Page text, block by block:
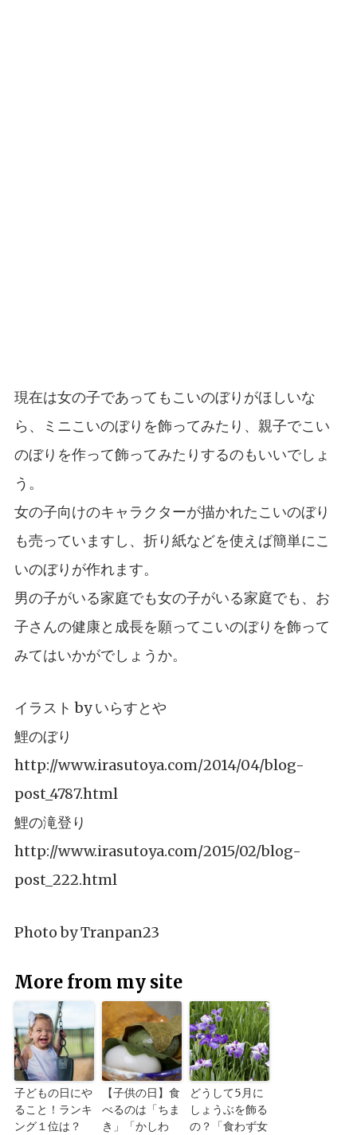
現在は女の子であってもこいのぼりがほしいな
ら、ミニこいのぼりを飾ってみたり、親子でこい
のぼりを作って飾ってみたりするのもいいでしょ
う。
女の子向けのキャラクターが描かれたこいのぼり
も売っていますし、折り紙などを使えば簡単にこ
いのぼりが作れます。
男の子がいる家庭でも女の子がいる家庭でも、お
子さんの健康と成長を願ってこいのぼりを飾って
みてはいかがでしょうか。
イラスト by いらすとや
鯉のぼり
http://www.irasutoya.com/2014/04/blog-
post_4787.html
鯉の滝登り
http://www.irasutoya.com/2015/02/blog-
post_222.html
Photo byTranpan23
More from my site
子どもの日にや
ること！ランキ
ング１位は？
【子供の日】食
べるのは「ちま
き」「かしわ
どうして5月に
しょうぶを飾る
の？「食わず女